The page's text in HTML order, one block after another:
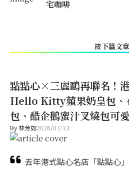
宅咖啡
接下篇文章
點點心×三麗鷗再聯名！
Hello Kitty蘋果奶皇包、
包、酷企鵝蜜汁叉燒包可
By林芳如2026/07/13
去年港式點心名店「點點心